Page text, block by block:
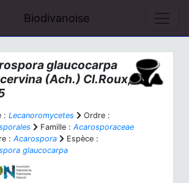
Biodivanoise
glaucocarpa
cervina (Ach.) Cl.Roux,
: Lecanoromycetes
Ordre :
Famille : Acarosporaceae
: Acarospora
Espèce :
glaucocarpa